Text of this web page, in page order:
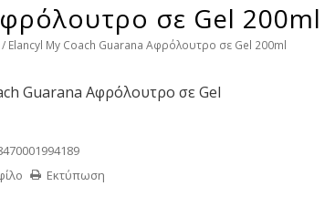
σε Gel 200ml
Elancyl My Coach Guarana Αφρόλουτρο σε Gel 200ml
Guarana Αφρόλουτρο σε Gel
Εκτύπωση